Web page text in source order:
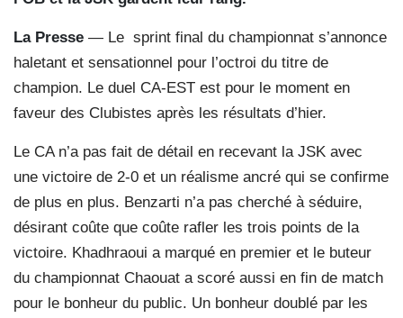
La Presse — Le sprint final du championnat s’annonce
haletant et sensationnel pour l’octroi du titre de
champion. Le duel CA-EST est pour le moment en
faveur des Clubistes après les résultats d’hier.
Le CA n’a pas fait de détail en recevant la JSK avec
une victoire de 2-0 et un réalisme ancré qui se confirme
de plus en plus. Benzarti n’a pas cherché à séduire,
désirant coûte que coûte rafler les trois points de la
victoire. Khadhraoui a marqué en premier et le buteur
du championnat Chaouat a scoré aussi en fin de match
pour le bonheur du public. Un bonheur doublé par les